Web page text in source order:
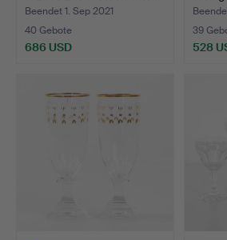
Beendet 1. Sep 2021
40 Gebote
686 USD
39
528